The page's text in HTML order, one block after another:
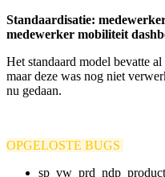
Standaardisatie:
medewerker mobiliteit
Het standaard model bevatte
maar deze was nog niet
nu gedaan.
OPGELOSTE BUGS